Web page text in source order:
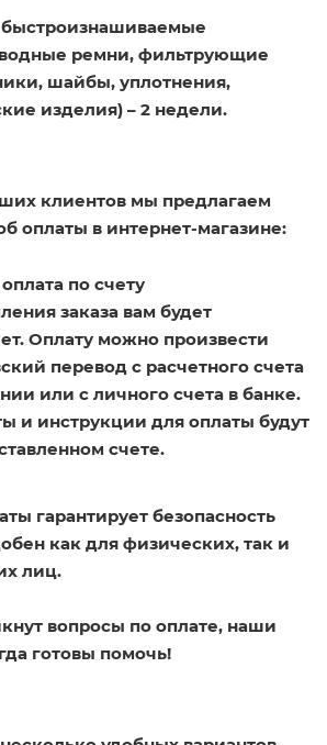
ремни, фильтрующие
шайбы, уплотнения,
изделия) – 2 недели.
клиентов мы предлагаем
оплаты в интернет-магазине:
по счету
заказа вам будет
Оплату можно произвести
перевод с расчетного счета
или с личного счета в банке.
и инструкции для оплаты будут
счете.
гарантирует безопасность
как для физических, так и
лиц.
вопросы по оплате, наши
готовы помочь!